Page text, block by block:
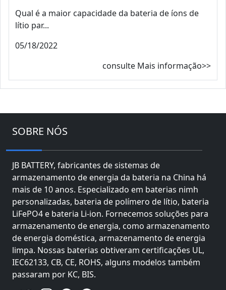
Qual é a maior capacidade da bateria de íons de
lítio par...
05/18/2022
consulte Mais informação>>
SOBRE NÓS
JB BATTERY, fabricantes de sistemas de
armazenamento de energia da bateria na China há
mais de 10 anos. Especializado em baterias nimh
personalizadas, bateria de polímero de lítio, bateria
LiFePO4 e bateria Li-ion. Fornecemos soluções para
armazenamento de energia, como armazenamento
de energia doméstica, armazenamento de energia
limpa. Nossas baterias obtiveram certificações UL,
IEC62133, CB, CE, ROHS, alguns modelos também
passaram por KC, BIS.